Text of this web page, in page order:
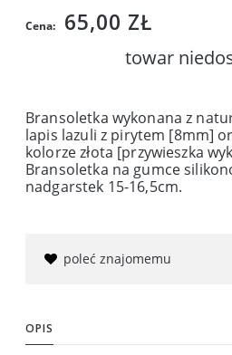
Cena: 65,00 ZŁ
towar
Bransoletka wykonana z
lapis lazuli z pirytem [8mm]
kolorze złota [przywieszka
Bransoletka na gumce
nadgarstek 15-16,5cm.
poleć znajomemu
OPIS